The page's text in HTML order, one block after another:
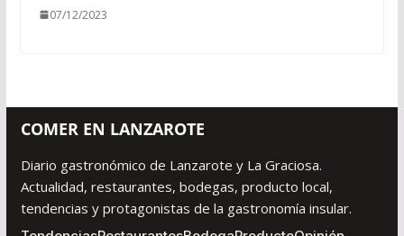
07/12/2023
COMER EN LANZAROTE
Diario gastronómico de Lanzarote y La Graciosa.
Actualidad, restaurantes, bodegas, producto local,
tendencias y protagonistas de la gastronomía insular.